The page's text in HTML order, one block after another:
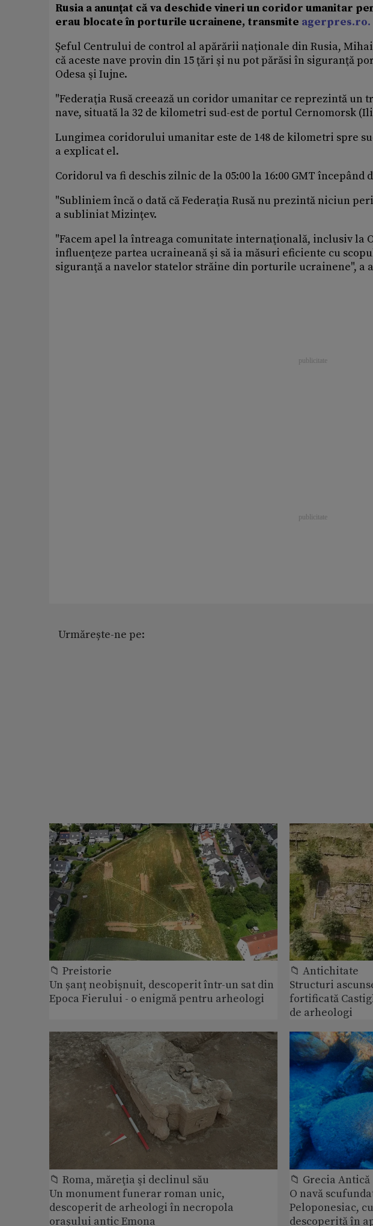
Rusia a anunţat că va deschide vineri un coridor umanitar
erau blocate în porturile ucrainene, transmite agerpres.ro.
Şeful Centrului de control al apărării naţionale din Rusia,
că aceste nave provin din 15 ţări şi nu pot părăsi în siguranţă
Odesa şi Iujne.
"Federaţia Rusă creează un coridor umanitar ce reprezintă un
nave, situată la 32 de kilometri sud-est de portul Cernomorsk
Lungimea coridorului umanitar este de 148 de kilometri spre
a explicat el.
Coridorul va fi deschis zilnic de la 05:00 la 16:00 GMT începând
"Subliniem încă o dată că Federaţia Rusă nu prezintă niciun
a subliniat Mizinţev.
"Facem apel la întreaga comunitate internaţională, inclusiv la
influenţeze partea ucraineană şi să ia măsuri eficiente cu
siguranţă a navelor statelor străine din porturile ucrainene", a
Urmărește-ne pe:
📁 Preistorie
Un șanț neobișnuit, descoperit într-un sat din
Epoca Fierului - o enigmă pentru arheologi
📁 Antichitate
Structuri
fortificată
de arheologi
📁 Roma, măreţia şi declinul său
Un monument funerar roman unic,
descoperit de arheologi în necropola
orașului antic Emona
📁 Grecia Antică
O navă
Peloponesiac,
descoperită în